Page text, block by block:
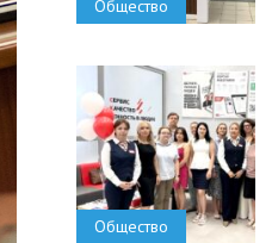
Общество
Общество